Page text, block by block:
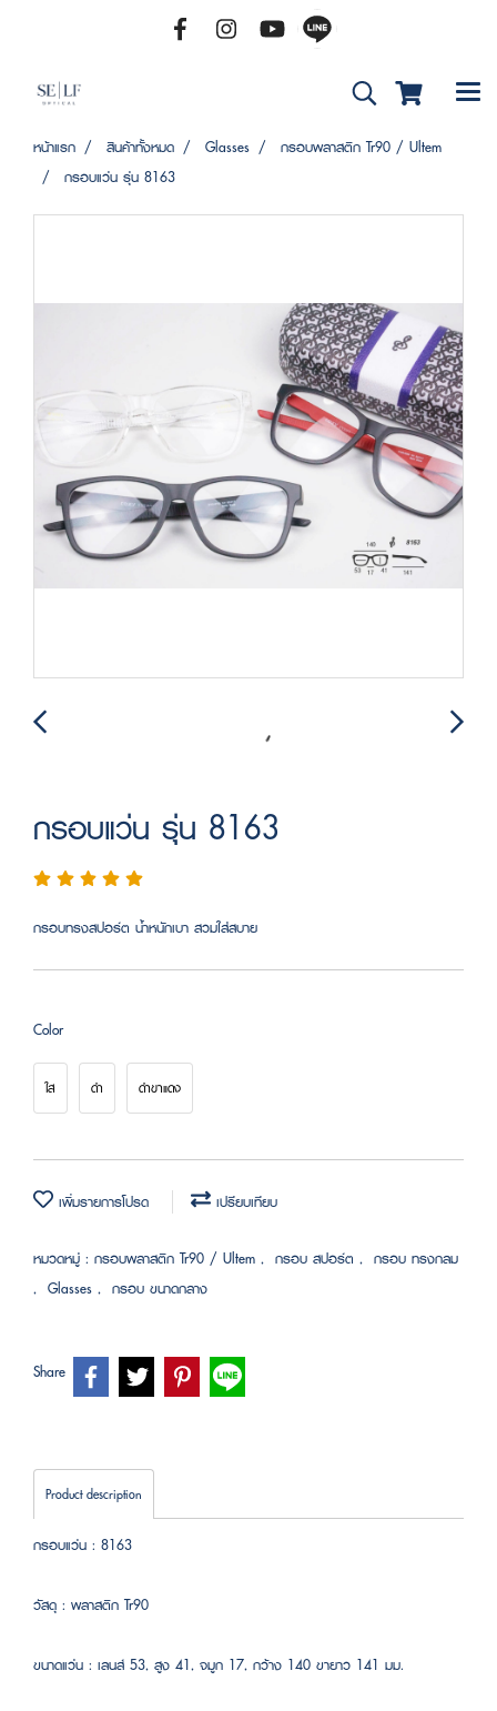
หน้าแรก สินค้าทั้งหมด Glasses
กรอบพลาสติก Tr90 / Ultem
กรอบแว่น รุ่น 8163
กรอบแว่น รุ่น 8163
กรอบทรงสปอร์ต น้ำหนักเบา สวมใส่สบาย
Color
ใส ดำ ดำขาแดง
เพิ่มรายการโปรด เปรียบเทียบ
หมวดหมู่ : กรอบพลาสติก Tr90 / Ultem , กรอบ สปอร์ต , กรอบ ทรงกลม
, Glasses , กรอบ ขนาดกลาง
Share
Product description
กรอบแว่น : 8163
วัสดุ : พลาสติก Tr90
ขนาดแว่น : เลนส์ 53, สูง 41, จมูก 17, กว้าง 140 ขายาว 141 มม.